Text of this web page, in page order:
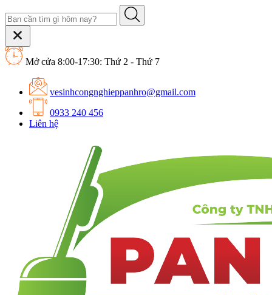
Mở cửa 8:00-17:30: Thứ 2 - Thứ 7
vesinhcongnghieppanhro@gmail.com
0933 240 456
Liên hệ